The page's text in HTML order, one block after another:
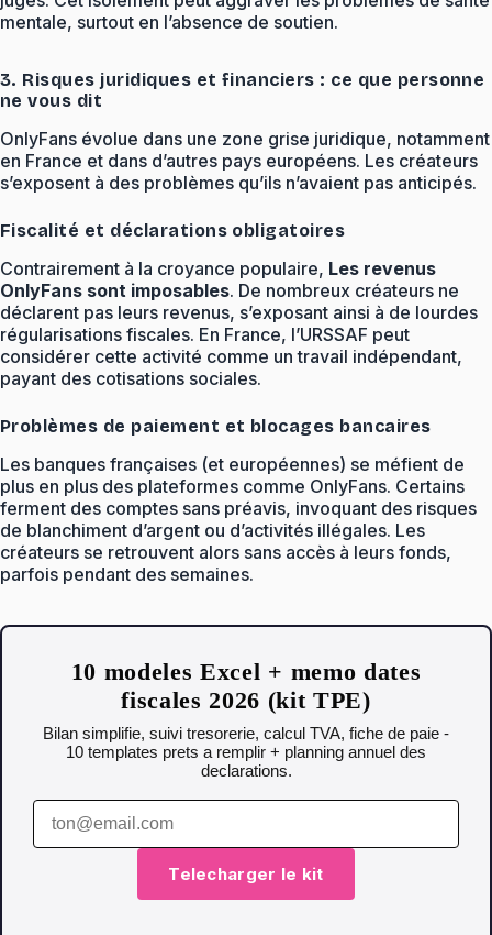
mentale, surtout en l’absence de soutien.
3. Risques juridiques et financiers : ce que personne
ne vous dit
OnlyFans évolue dans une zone grise juridique, notamment
en France et dans d’autres pays européens. Les créateurs
s’exposent à des problèmes qu’ils n’avaient pas anticipés.
Fiscalité et déclarations obligatoires
Contrairement à la croyance populaire, Les revenus
OnlyFans sont imposables. De nombreux créateurs ne
déclarent pas leurs revenus, s’exposant ainsi à de lourdes
régularisations fiscales. En France, l’URSSAF peut
considérer cette activité comme un travail indépendant,
payant des cotisations sociales.
Problèmes de paiement et blocages bancaires
Les banques françaises (et européennes) se méfient de
plus en plus des plateformes comme OnlyFans. Certains
ferment des comptes sans préavis, invoquant des risques
de blanchiment d’argent ou d’activités illégales. Les
créateurs se retrouvent alors sans accès à leurs fonds,
parfois pendant des semaines.
10 modeles Excel + memo dates
fiscales 2026 (kit TPE)
Bilan simplifie, suivi tresorerie, calcul TVA, fiche de paie -
10 templates prets a remplir + planning annuel des
declarations.
Telecharger le kit